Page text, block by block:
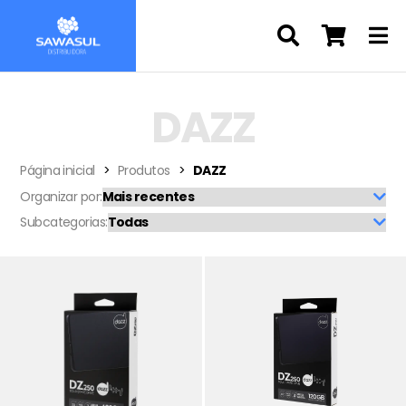
DAZZ
Página inicial Produtos
DAZZ
Organizar por:
Subcategorias: